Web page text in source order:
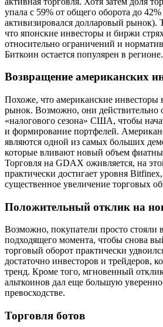
упала с 59% от общего оборота до
активизировался долларовый рынок).
что японские инвесторы и биржи
относительно ограничений и
Биткоин остается популярен в регионе.
Возвращение американских
Похоже, что американские инвесторы
рынок. Возможно, они действительно
«налогового сезона» США, чтобы
и формирование портфелей.
являются одной из самых больших
которые вливают новый объем
Торговля на GDAX оживляется, на
практически достигает уровня
существенное увеличение торговых
Положительный отклик на
Возможно, покупатели просто стояли
подходящего момента, чтобы снова
торговый оборот практически
достаточно инвесторов и трейдеров,
тренд. Кроме того, мгновенный
альткоинов дал еще большую
превосходстве.
Торговля ботов